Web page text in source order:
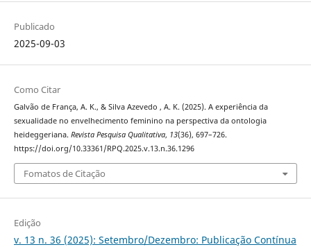
Publicado
2025-09-03
Como Citar
Galvão de França, A. K., & Silva Azevedo , A. K. (2025). A experiência da
sexualidade no envelhecimento feminino na perspectiva da ontologia
heideggeriana. Revista Pesquisa Qualitativa, 13(36), 697–726.
https://doi.org/10.33361/RPQ.2025.v.13.n.36.1296
Fomatos de Citação
Edição
v. 13 n. 36 (2025): Setembro/Dezembro: Publicação Contínua